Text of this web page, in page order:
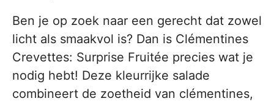
Ben je op zoek naar een gerecht dat zowel
licht als smaakvol is? Dan is Clémentines
Crevettes: Surprise Fruitée precies wat je
nodig hebt! Deze kleurrijke salade
combineert de zoetheid van clémentines,